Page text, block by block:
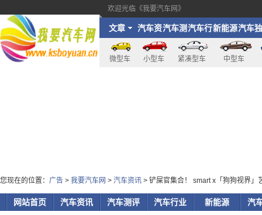
欢迎光临《我要汽车网》
文章 汽车资
讯
汽车测
评
汽车行
业
新能源汽车独
家
微型车 小型车 紧凑型车 中型车
您现在的位置： 广告 > 我要汽车网 > 汽车资讯 > 铲屎官集合！ smart x「狗狗视界」
网站首页 汽车资讯 汽车测评 汽车行业 新能源 汽